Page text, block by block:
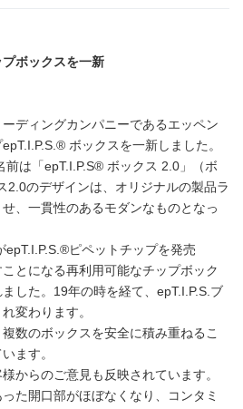
ボックスを一新
ディングカンパニーであるエッペン
ボックスを一新しました。
前は「epT.I.P.S® ボックス 2.0」（ボ
2.0のデザインは、オリジナルの製品ラ
、一貫性のあるモダンなものとなっ
ピペットチップを発売
とになる再利用可能なチップボック
した。19年の時を経て、epT.I.P.S.ブ
変わります。
数のボックスを安全に積み重ねるこ
ます。
からのご意見も反映されています。
た開口部がほぼなくなり、コンタミ